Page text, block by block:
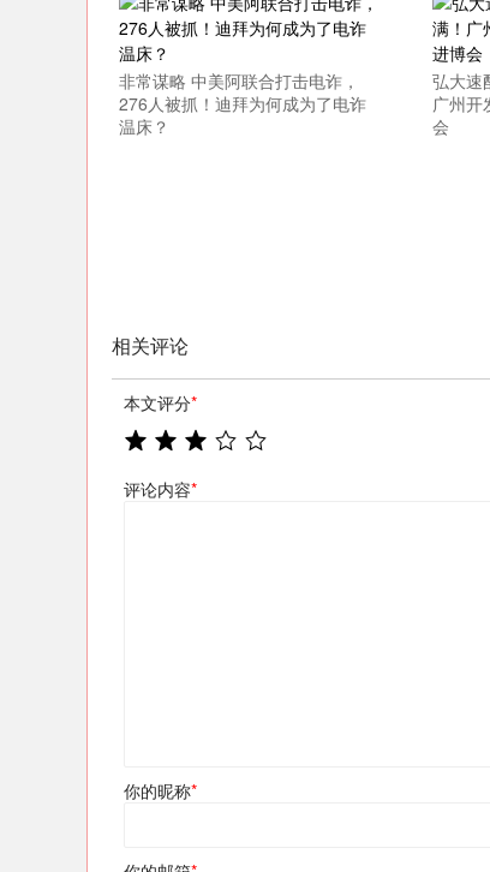
非常谋略 中美阿联合打击电诈，
276人被抓！迪拜为何成为了电诈
温床？
弘大速
广州开
会
相关评论
本文评分*
评论内容*
你的昵称*